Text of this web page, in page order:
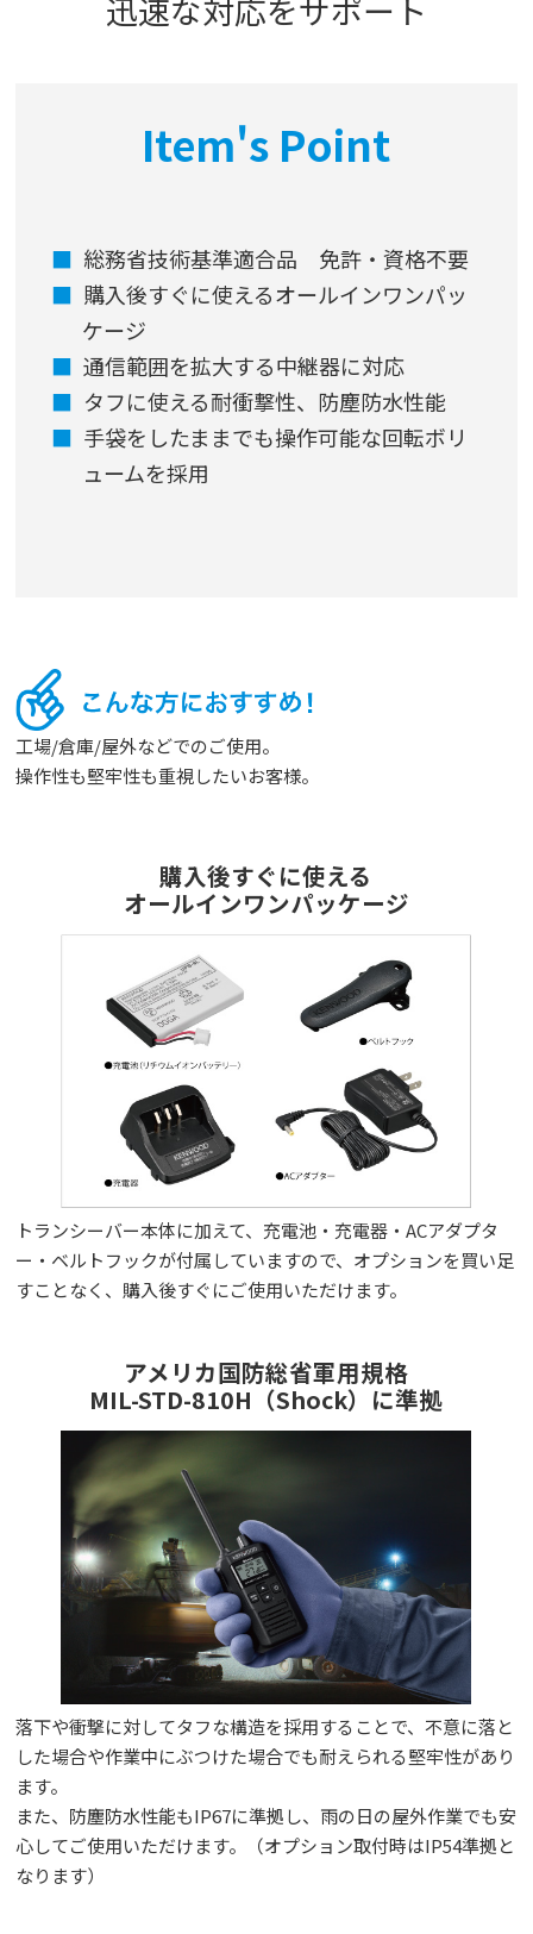
迅速な対応をサポート
Item's Point
総務省技術基準適合品 免許・資格不要
購入後すぐに使えるオールインワンパッ
ケージ
通信範囲を拡大する中継器に対応
タフに使える耐衝撃性、防塵防水性能
手袋をしたままでも操作可能な回転ボリ
ュームを採用
工場/倉庫/屋外などでのご使用。
操作性も堅牢性も重視したいお客様。
購入後すぐに使える
オールインワンパッケージ
トランシーバー本体に加えて、充電池・充電器・ACアダプタ
ー・ベルトフックが付属していますので、オプションを買い足
すことなく、購入後すぐにご使用いただけます。
アメリカ国防総省軍用規格
MIL-STD-810H（Shock）に準拠
落下や衝撃に対してタフな構造を採用することで、不意に落と
した場合や作業中にぶつけた場合でも耐えられる堅牢性があり
ます。
また、防塵防水性能もIP67に準拠し、雨の日の屋外作業でも安
心してご使用いただけます。（オプション取付時はIP54準拠と
なります）